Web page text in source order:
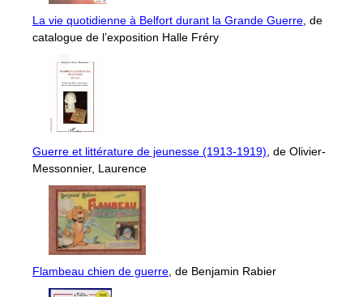
La vie quotidienne à Belfort durant la Grande Guerre, de
catalogue de l’exposition Halle Fréry
Guerre et littérature de jeunesse (1913-1919), de Olivier-
Messonnier, Laurence
Flambeau chien de guerre, de Benjamin Rabier